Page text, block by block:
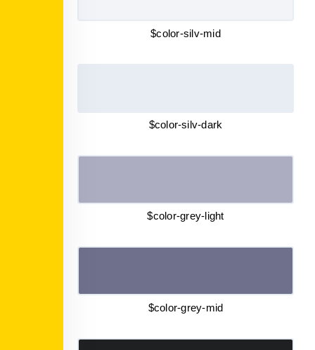
$color-silv-mid
$color-silv-dark
$color-grey-light
$color-grey-mid